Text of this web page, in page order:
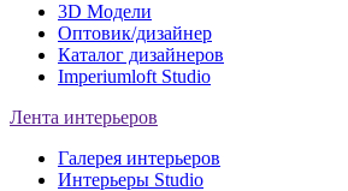
3D Модели
Оптовик/дизайнер
Каталог дизайнеров
Imperiumloft Studio
Лента интерьеров
Галерея интерьеров
Интерьеры Studio